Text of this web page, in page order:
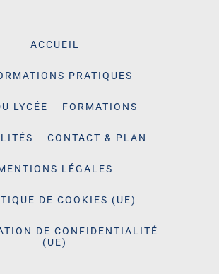
ACCUEIL
PRATIQUES
LYCÉE FORMATIONS
CONTACT & PLAN
LÉGALES
DE COOKIES (UE)
DE CONFIDENTIALITÉ
(UE)